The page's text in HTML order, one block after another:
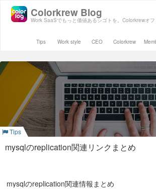
Work SaaSでもっと価値あるシゴトを。Colorkrewオ
Colorkrew Blog
Tips Work style CEO Colorkrew
Tips
mysqlのreplication関連リンクまとめ
mysqlのreplication関連情報まとめ